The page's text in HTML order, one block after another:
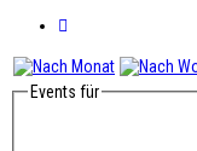
Events für